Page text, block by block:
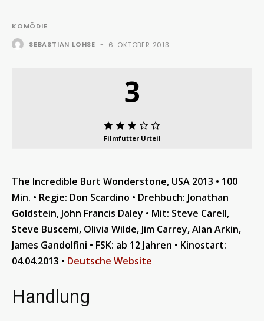
KOMÖDIE
SEBASTIAN LOHSE - 6. OKTOBER 2013
3
Filmfutter Urteil
The Incredible Burt Wonderstone, USA 2013 • 100
Min. • Regie: Don Scardino • Drehbuch: Jonathan
Goldstein, John Francis Daley • Mit: Steve Carell,
Steve Buscemi, Olivia Wilde, Jim Carrey, Alan Arkin,
James Gandolfini • FSK: ab 12 Jahren • Kinostart:
04.04.2013 • Deutsche Website
Handlung